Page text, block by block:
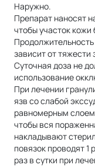
Наружно.
Препарат наносят
чтобы участок
зависит от
Суточная доза не
использование
При лечении
язв со слабой
равномерным
чтобы вся
накладывают
повязок проводят 1
раз в сутки при